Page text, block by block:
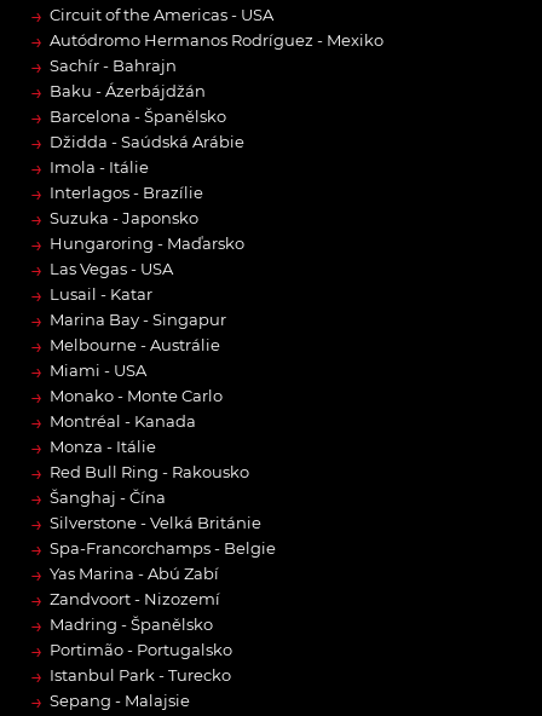
→ Circuit of the Americas - USA
→ Autódromo Hermanos Rodríguez - Mexiko
→ Sachír - Bahrajn
→ Baku - Ázerbájdžán
→ Barcelona - Španělsko
→ Džidda - Saúdská Arábie
→ Imola - Itálie
→ Interlagos - Brazílie
→ Suzuka - Japonsko
→ Hungaroring - Maďarsko
→ Las Vegas - USA
→ Lusail - Katar
→ Marina Bay - Singapur
→ Melbourne - Austrálie
→ Miami - USA
→ Monako - Monte Carlo
→ Montréal - Kanada
→ Monza - Itálie
→ Red Bull Ring - Rakousko
→ Šanghaj - Čína
→ Silverstone - Velká Británie
→ Spa-Francorchamps - Belgie
→ Yas Marina - Abú Zabí
→ Zandvoort - Nizozemí
→ Madring - Španělsko
→ Portimão - Portugalsko
→ Istanbul Park - Turecko
→ Sepang - Malajsie